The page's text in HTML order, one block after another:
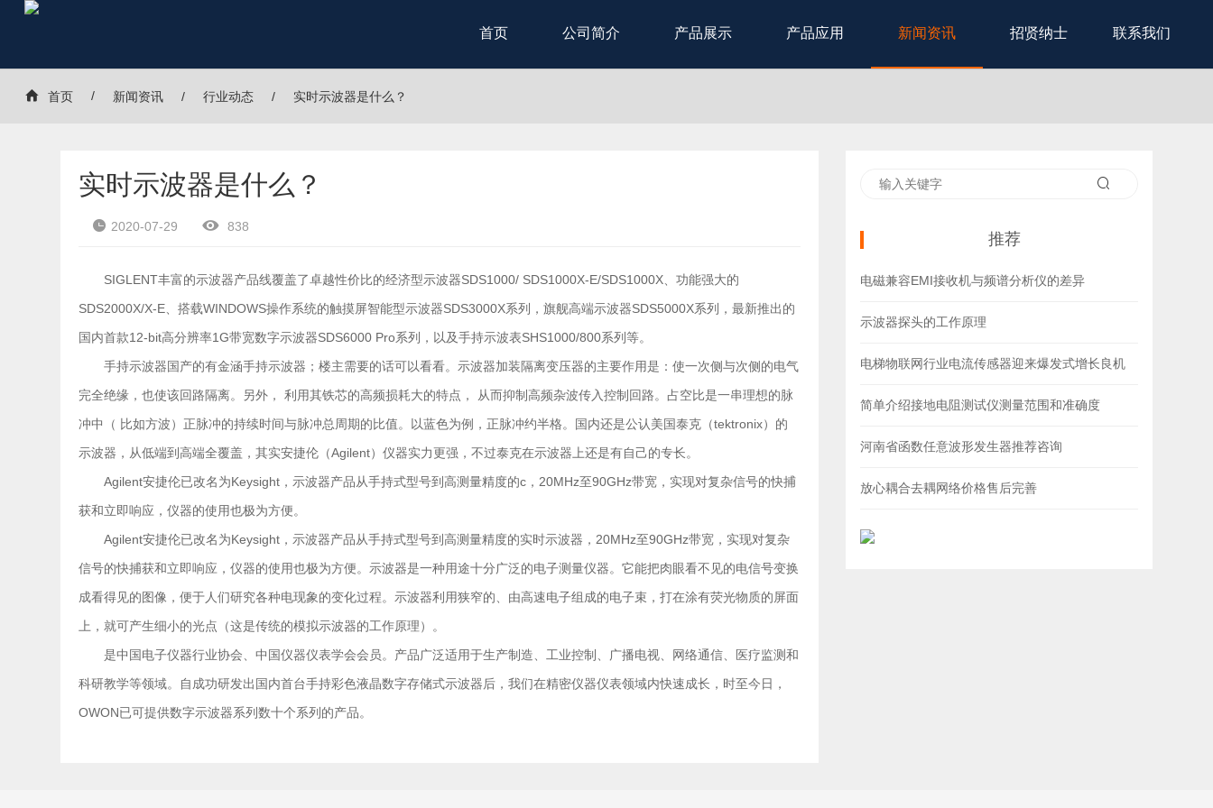
首页 公司简介 产品展示 产品应用 新闻资讯 招贤纳士 联系我们
首页 新闻资讯 行业动态 实时示波器是什么？
实时示波器是什么？
2020-07-29 838
SIGLENT丰富的示波器产品线覆盖了卓越性价比的经济型示波器SDS1000/ SDS1000X-E/SDS1000X、功能强大的
SDS2000X/X-E、搭载WINDOWS操作系统的触摸屏智能型示波器SDS3000X系列，旗舰高端示波器SDS5000X系列，最新推出的
国内首款12-bit高分辨率1G带宽数字示波器SDS6000 Pro系列，以及手持示波表SHS1000/800系列等。
手持示波器国产的有金涵手持示波器；楼主需要的话可以看看。示波器加装隔离变压器的主要作用是：使一次侧与次侧的电气
完全绝缘，也使该回路隔离。另外， 利用其铁芯的高频损耗大的特点， 从而抑制高频杂波传入控制回路。占空比是一串理想的脉
冲中（ 比如方波）正脉冲的持续时间与脉冲总周期的比值。以蓝色为例，正脉冲约半格。国内还是公认美国泰克（tektronix）的
示波器，从低端到高端全覆盖，其实安捷伦（Agilent）仪器实力更强，不过泰克在示波器上还是有自己的专长。
Agilent安捷伦已改名为Keysight，示波器产品从手持式型号到高测量精度的c，20MHz至90GHz带宽，实现对复杂信号的快捕
获和立即响应，仪器的使用也极为方便。
Agilent安捷伦已改名为Keysight，示波器产品从手持式型号到高测量精度的实时示波器，20MHz至90GHz带宽，实现对复杂
信号的快捕获和立即响应，仪器的使用也极为方便。示波器是一种用途十分广泛的电子测量仪器。它能把肉眼看不见的电信号变换
成看得见的图像，便于人们研究各种电现象的变化过程。示波器利用狭窄的、由高速电子组成的电子束，打在涂有荧光物质的屏面
上，就可产生细小的光点（这是传统的模拟示波器的工作原理）。
是中国电子仪器行业协会、中国仪器仪表学会会员。产品广泛适用于生产制造、工业控制、广播电视、网络通信、医疗监测和
科研教学等领域。自成功研发出国内首台手持彩色液晶数字存储式示波器后，我们在精密仪器仪表领域内快速成长，时至今日，
OWON已可提供数字示波器系列数十个系列的产品。
推荐
电磁兼容EMI接收机与频谱分析仪的差异
示波器探头的工作原理
电梯物联网行业电流传感器迎来爆发式增长良机
简单介绍接地电阻测试仪测量范围和准确度
河南省函数任意波形发生器推荐咨询
放心耦合去耦网络价格售后完善